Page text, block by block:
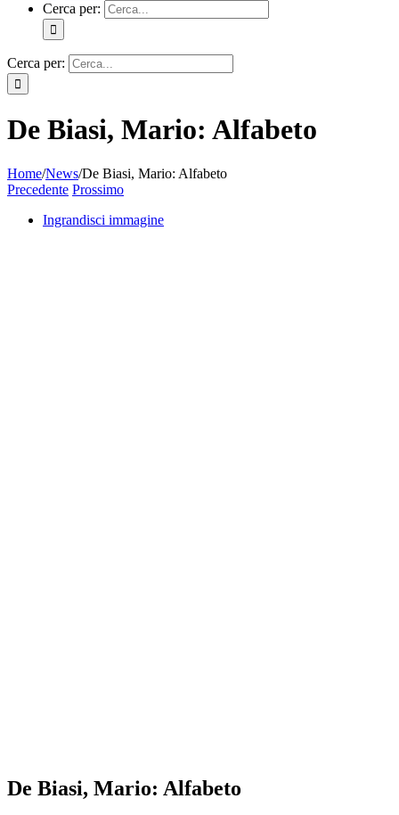
Cerca per:
Cerca per:
De Biasi, Mario: Alfabeto
Home/News/De Biasi, Mario: Alfabeto
Precedente Prossimo
Ingrandisci immagine
De Biasi, Mario: Alfabeto